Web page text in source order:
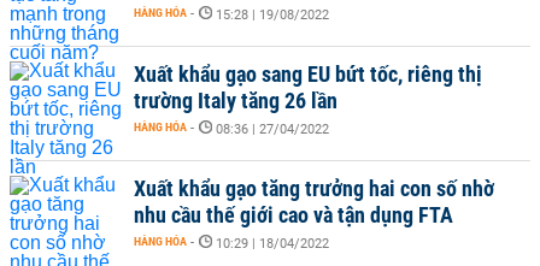
HÀNG HÓA - 15:28 | 19/08/2022
Xuất khẩu gạo sang EU bứt tốc, riêng thị
trường Italy tăng 26 lần
HÀNG HÓA - 08:36 | 27/04/2022
Xuất khẩu gạo tăng trưởng hai con số nhờ
nhu cầu thế giới cao và tận dụng FTA
HÀNG HÓA - 10:29 | 18/04/2022